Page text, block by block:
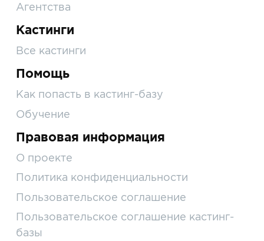
Агентства
Кастинги
Все кастинги
Помощь
Как попасть в кастинг-базу
Обучение
Правовая информация
О проекте
Политика конфиденциальности
Пользовательское соглашение
Пользовательское соглашение кастинг-
базы